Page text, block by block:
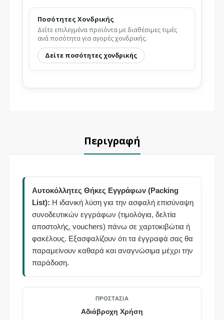
Ποσότητες Χονδρικής
Δείτε επιλεγμένα προϊόντα με διαθέσιμες τιμές
ανά ποσότητα για αγορές χονδρικής.
Δείτε ποσότητες χονδρικής
Περιγραφή
Αυτοκόλλητες Θήκες Εγγράφων (Packing
List): Η ιδανική λύση για την ασφαλή επισύναψη
συνοδευτικών εγγράφων (τιμολόγια, δελτία
αποστολής, vouchers) πάνω σε χαρτοκιβώτια ή
φακέλους. Εξασφαλίζουν ότι τα έγγραφά σας θα
παραμείνουν καθαρά και αναγνώσιμα μέχρι την
παράδοση.
ΠΡΟΣΤΑΣΊΑ
Αδιάβροχη Χρήση